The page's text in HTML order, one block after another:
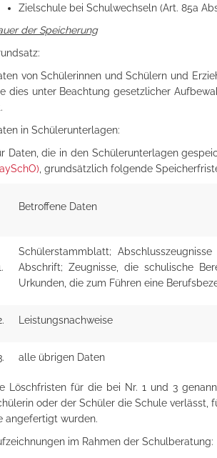
Zielschule bei Schulwechseln (Art. 85a
der Speicherung
von Schülerinnen und Schülern und
dies unter Beachtung gesetzlicher
in Schülerunterlagen:
Daten, die in den Schülerunterlagen
, grundsätzlich folgende
Betroffene Daten
Schülerstammblatt;
Abschrift; Zeugnisse, die schulische
Urkunden, die zum Führen eine
Leistungsnachweise
alle übrigen Daten
Löschfristen für die bei Nr. 1 und 3
oder der Schüler die Schule verlässt,
angefertigt wurden.
im Rahmen der Schulberatung: